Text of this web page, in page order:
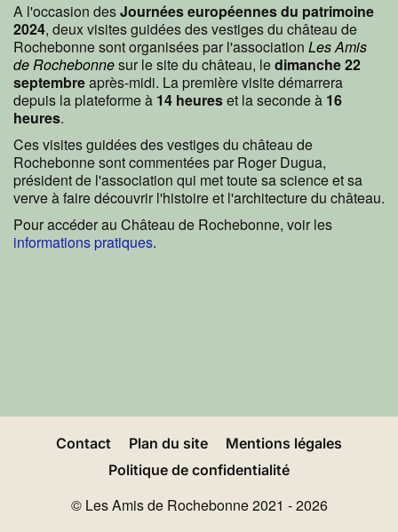
A l'occasion desJournées européennes du patrimoine
2024, deux visites guidées des vestiges du château de
Rochebonne sont organisées par l'association Les Amis
de Rochebonnesur le site du château, ledimanche 22
septembreaprès-midi. La première visite démarrera
depuis la plateforme à 14 heureset la seconde à 16
heures.
Ces visites guidées des vestiges du château de
Rochebonne sont commentées par Roger Dugua,
président de l'association qui met toute sa science et sa
verve à faire découvrir l'histoire et l'architecture du château.
Pour accéder au Château de Rochebonne, voir les
informations pratiques.
Contact Plan du site
Mentions légales
Politique de confidentialité
© Les Amis de Rochebonne 2021 - 2026